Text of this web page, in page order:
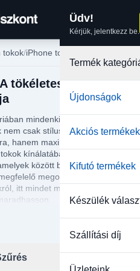
Üdv!
Kérjük, jelentkezz be.
Termék
Újdonságok
Akciós termékek
Kifutó termékek
Készülék
Szállítási díj
tokok iPhone tokok
tökéletes védelem
mindenki megtalálhatja
csak stílusos megjelenést
hanem maximális védelmet is
kínálatában felfedezhetők a
között biztosan akad az
megoldás. Legyen szó
itt mindet megtalálja, hogy
a készülék védelmét
funkcióval is rendelkeznek.
a bankkártyák és fontos
kialakításokat, és